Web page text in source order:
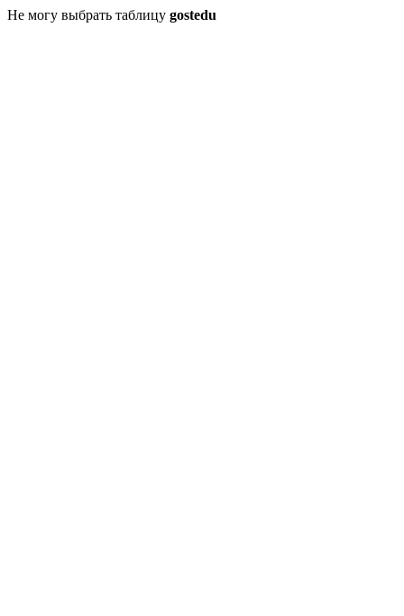
Не могу выбрать таблицу gostedu